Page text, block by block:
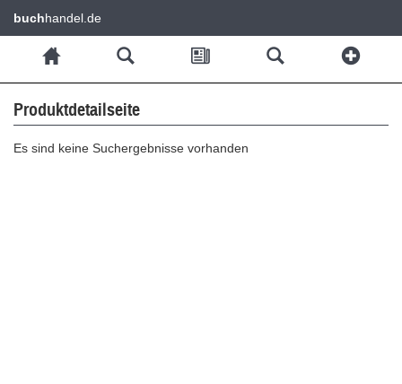
buchhandel.de
Produktdetailseite
Es sind keine Suchergebnisse vorhanden